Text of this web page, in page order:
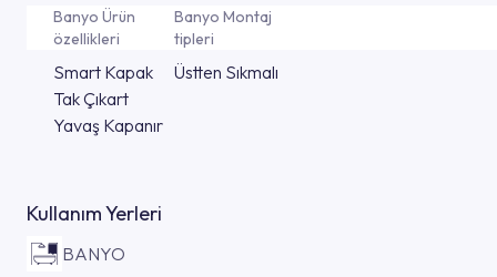
Banyo Ürün
özellikleri
Banyo Montaj
tipleri
Smart Kapak
Tak Çıkart
Yavaş Kapanır
Üstten Sıkmalı
Kullanım Yerleri
BANYO